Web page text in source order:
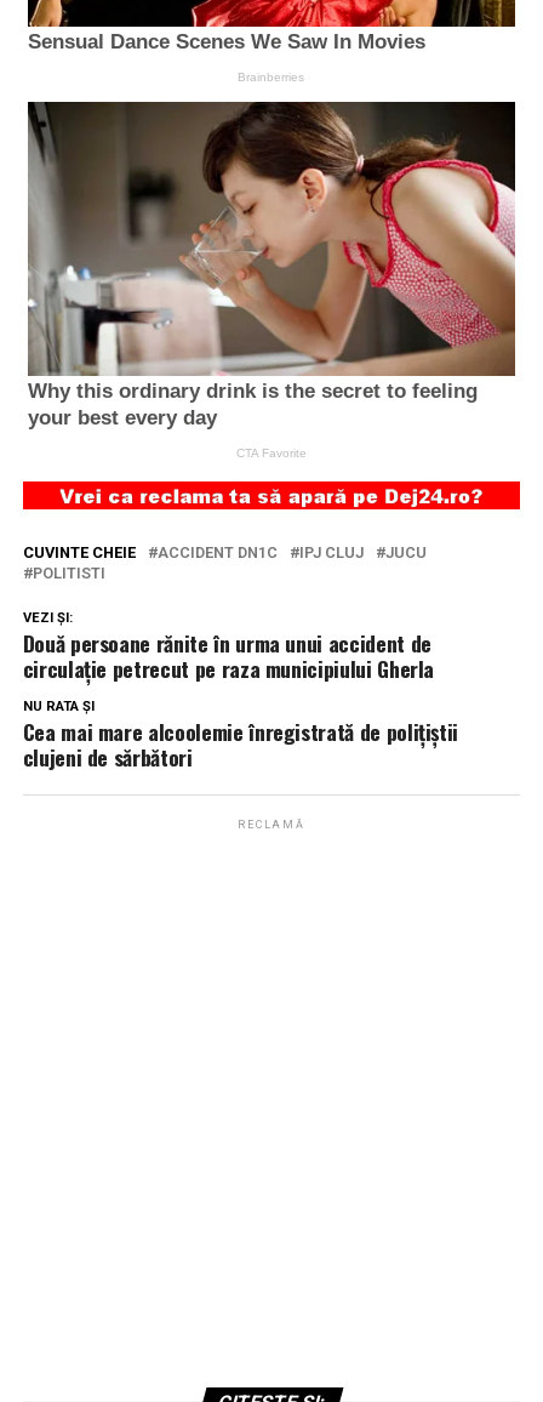
CUVINTE CHEIE ACCIDENT DN1C IPJ CLUJ
JUCU
POLITISTI
VEZI ȘI:
Două persoane rănite în urma unui accident de
circulație petrecut pe raza municipiului Gherla
NU RATA ȘI
Cea mai mare alcoolemie înregistrată de polițiștii
clujeni de sărbători
RECLAMĂ